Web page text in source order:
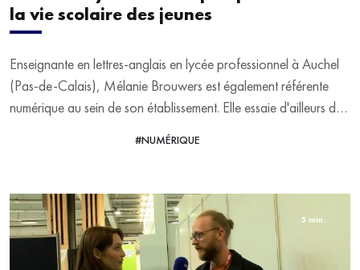
la vie scolaire des jeunes
Enseignante en lettres-anglais en lycée professionnel à Auchel
(Pas-de-Calais), Mélanie Brouwers est également référente
numérique au sein de son établissement. Elle essaie d'ailleurs de
cours et leurs devoirs". Elle répond aux questions d'Alix Nguyen
#NUMÉRIQUE
5 min.